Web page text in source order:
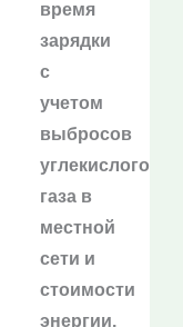
время
зарядки
с
учетом
выбросов
углекислого
газа в
местной
сети и
стоимости
энергии.